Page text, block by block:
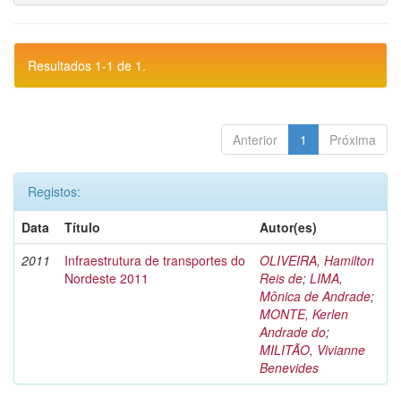
Resultados 1-1 de 1.
Anterior 1 Próxima
Registos:
Data
Título
Autor(es)
2011
Infraestrutura de transportes do
Nordeste 2011
OLIVEIRA, Hamilton
Reis de; LIMA,
Mônica de Andrade;
MONTE, Kerlen
Andrade do;
MILITÃO, Vivianne
Benevides